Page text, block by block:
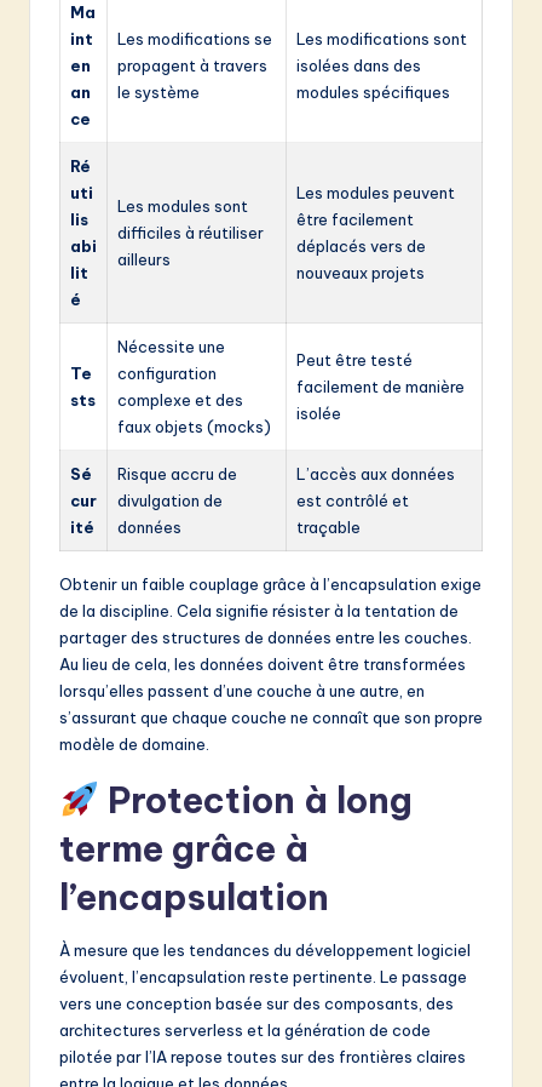
Ma
int
en
an
ce
Les modifications se
propagent à travers
le système
Les modifications sont
isolées dans des
modules spécifiques
Ré
uti
lis
abi
lit
é
Les modules sont
difficiles à réutiliser
ailleurs
Les modules peuvent
être facilement
déplacés vers de
nouveaux projets
Te
sts
Nécessite une
configuration
complexe et des
faux objets (mocks)
Peut être testé
facilement de manière
isolée
Sé
cur
ité
Risque accru de
divulgation de
données
L’accès aux données
est contrôlé et
traçable
Obtenir un faible couplage grâce à l’encapsulation exige
de la discipline. Cela signifie résister à la tentation de
partager des structures de données entre les couches.
Au lieu de cela, les données doivent être transformées
lorsqu’elles passent d’une couche à une autre, en
s’assurant que chaque couche ne connaît que son propre
modèle de domaine.
Protection à long
terme grâce à
l’encapsulation
À mesure que les tendances du développement logiciel
évoluent, l’encapsulation reste pertinente. Le passage
vers une conception basée sur des composants, des
architectures serverless et la génération de code
pilotée par l’IA repose toutes sur des frontières claires
entre la logique et les données.